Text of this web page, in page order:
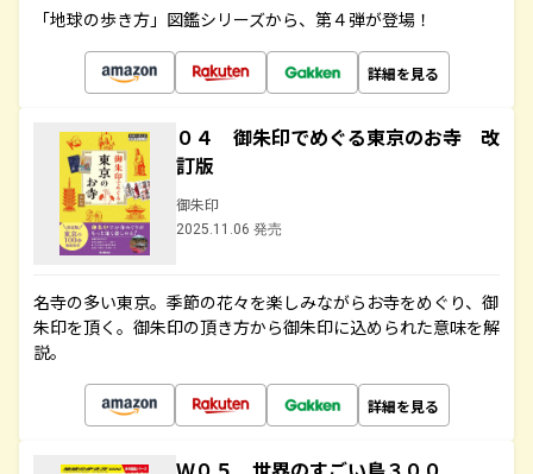
「地球の歩き方」図鑑シリーズから、第４弾が登場！
詳細を見る
０４ 御朱印でめぐる東京のお寺 改
訂版
御朱印
2025.11.06 発売
名寺の多い東京。季節の花々を楽しみながらお寺をめぐり、御
朱印を頂く。御朱印の頂き方から御朱印に込められた意味を解
説。
詳細を見る